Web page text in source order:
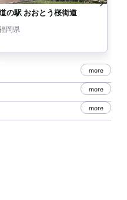
の駅 おおとう桜街道
岡県
more
more
more